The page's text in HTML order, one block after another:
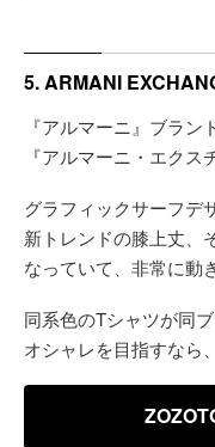
5. ARMANI
『アルマーニ』ブラ
『アルマーニ・エクス
グラフィックサーフデ
新トレンドの膝上丈、
なっていて、非常に動
同系色のTシャツが同
オシャレを目指すなら